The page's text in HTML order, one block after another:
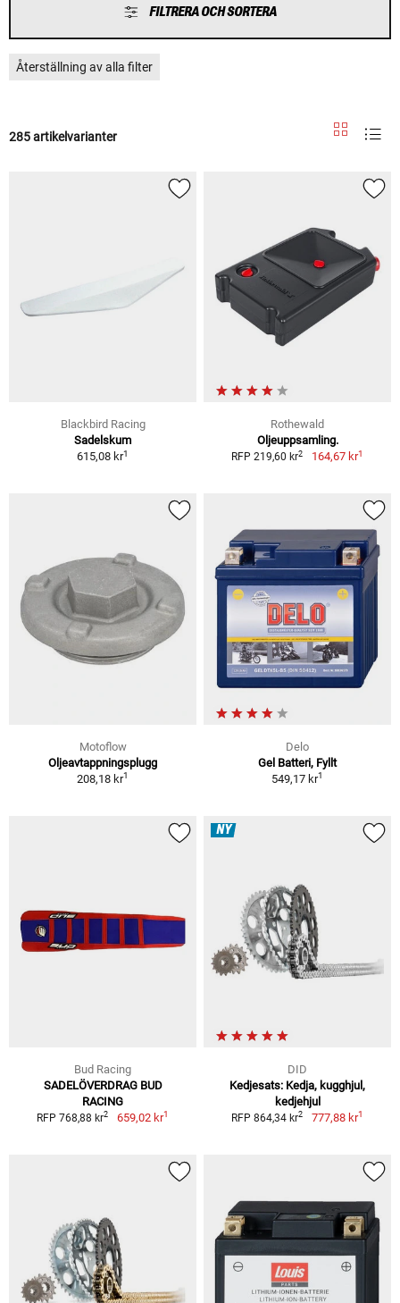
FILTRERA OCH SORTERA
Återställning av alla filter
285 artikelvarianter
Blackbird Racing
Sadelskum
615,08 kr1
Rothewald
Oljeuppsamling.
RFP 219,60 kr2 164,67 kr1
Motoflow
Oljeavtappningsplugg
208,18 kr1
Delo
Gel Batteri, Fyllt
549,17 kr1
Bud Racing
SADELÖVERDRAG BUD
RACING
RFP 768,88 kr2 659,02 kr1
NY
DID
Kedjesats: Kedja, kugghjul,
kedjehjul
RFP 864,34 kr2 777,88 kr1